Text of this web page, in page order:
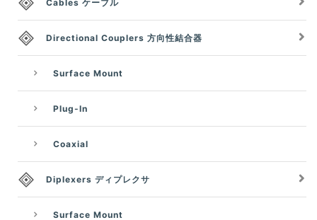
Cables ケーブル
Directional Couplers 方向性結合器
Surface Mount
Plug-In
Coaxial
Diplexers ディプレクサ
Surface Mount